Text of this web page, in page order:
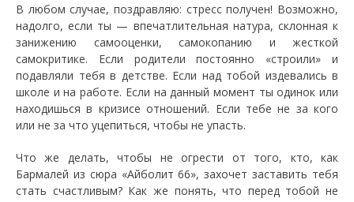
В любом случае, поздравляю: стресс получен! Возможно,
надолго, если ты — впечатлительная натура, склонная к
занижению самооценки, самокопанию и жесткой
самокритике. Если родители постоянно «строили» и
подавляли тебя в детстве. Если над тобой издевались в
школе и на работе. Если на данный момент ты одинок или
находишься в кризисе отношений. Если тебе не за кого
или не за что уцепиться, чтобы не упасть.
Что же делать, чтобы не огрести от того, кто, как
Бармалей из сюра «Айболит 66», захочет заставить тебя
стать счастливым? Как же понять, что перед тобой не